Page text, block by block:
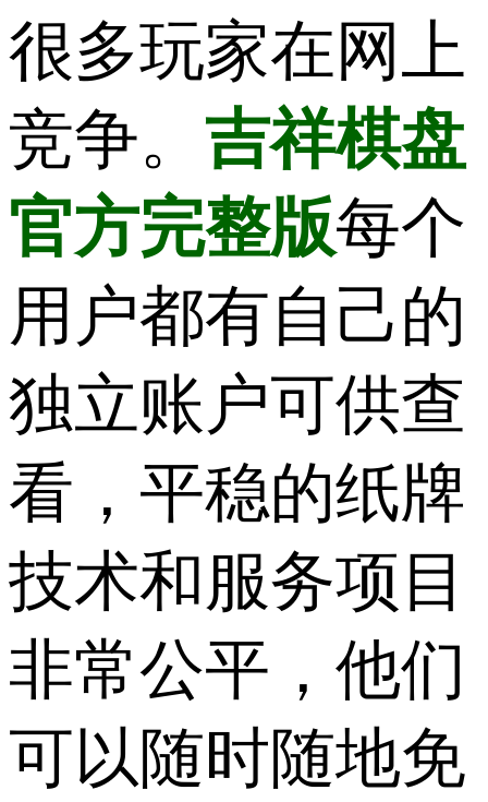
很多玩家在网上
竞争。 吉祥棋盘
官方完整版每个
用户都有自己的
独立账户可供查
看，平稳的纸牌
技术和服务项目
非常公平，他们
可以随时随地免